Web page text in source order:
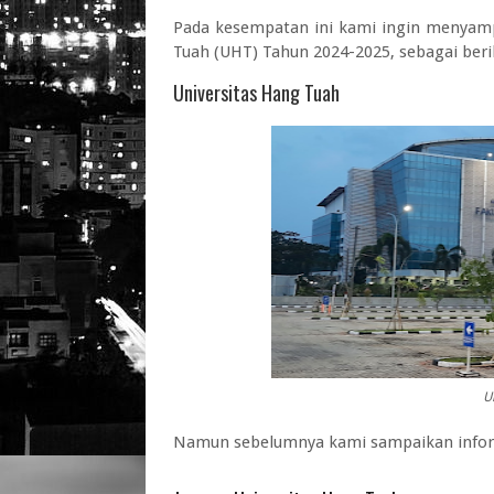
Pada kesempatan ini kami ingin
Tuah (UHT) Tahun 2024-2025, sebagai
Universitas Hang Tuah
Namun sebelumnya kami sampaikan